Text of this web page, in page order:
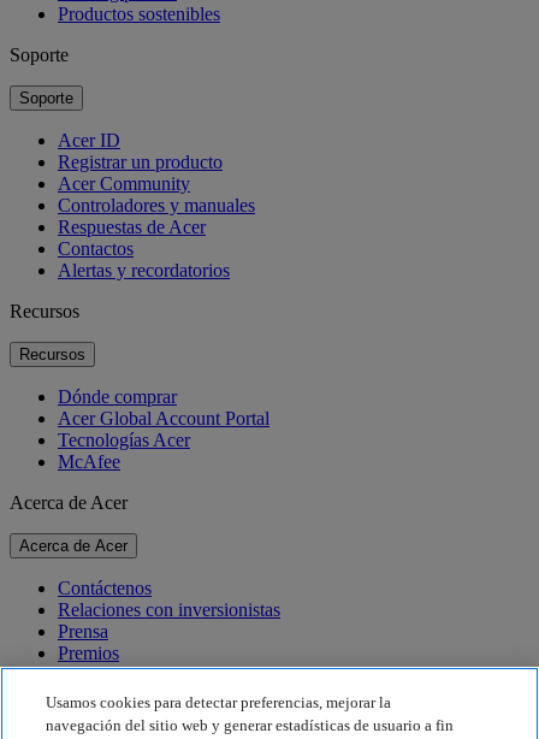
Productos sostenibles
Soporte
Soporte
Acer ID
Registrar un producto
Acer Community
Controladores y manuales
Respuestas de Acer
Contactos
Alertas y recordatorios
Recursos
Recursos
Dónde comprar
Acer Global Account Portal
Tecnologías Acer
McAfee
Acerca de Acer
Acerca de Acer
Contáctenos
Relaciones con inversionistas
Prensa
Premios
Eventos
Sostenibilidad
Usamos cookies para detectar preferencias, mejorar la
navegación del sitio web y generar estadísticas de usuario a fin